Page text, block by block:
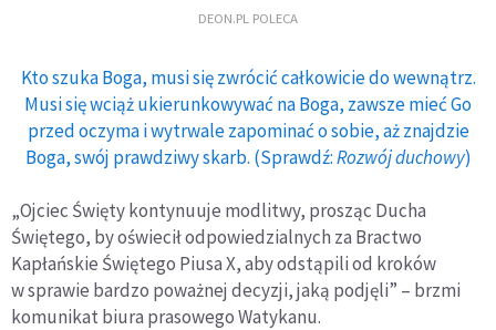
DEON.PL POLECA
Kto szuka Boga, musi się zwrócić całkowicie do wewnątrz.
Musi się wciąż ukierunkowywać na Boga, zawsze mieć Go
przed oczyma i wytrwale zapominać o sobie, aż znajdzie
Boga, swój prawdziwy skarb. (Sprawdź:Rozwój duchowy)
„Ojciec Święty kontynuuje modlitwy, prosząc Ducha
Świętego, by oświecił odpowiedzialnych za Bractwo
Kapłańskie Świętego Piusa X, aby odstąpili od kroków
w sprawie bardzo poważnej decyzji, jaką podjęli” – brzmi
komunikat biura prasowego Watykanu.